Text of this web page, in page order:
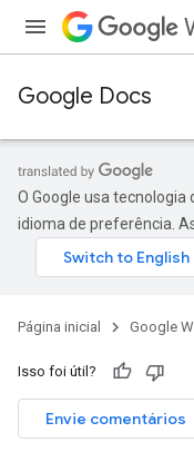
Google Docs
O Google usa
idioma de preferência.
Página inicial Google
Isso foi útil?
Envie comentários